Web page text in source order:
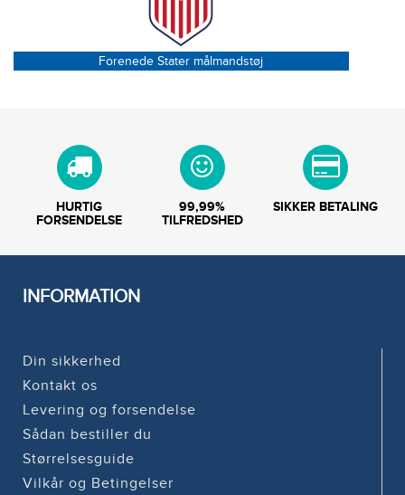
Forenede Stater målmandstøj
HURTIG
FORSENDELSE
99,99%
TILFREDSHED
SIKKER BETALING
INFORMATION
Din sikkerhed
Kontakt os
Levering og forsendelse
Sådan bestiller du
Størrelsesguide
Vilkår og Betingelser